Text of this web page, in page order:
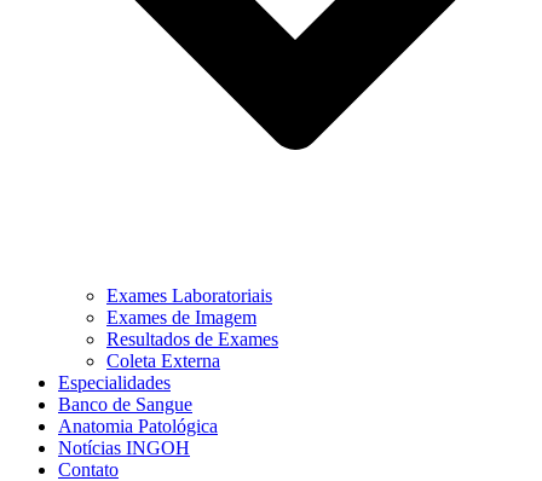
Exames Laboratoriais
Exames de Imagem
Resultados de Exames
Coleta Externa
Especialidades
Banco de Sangue
Anatomia Patológica
Notícias INGOH
Contato